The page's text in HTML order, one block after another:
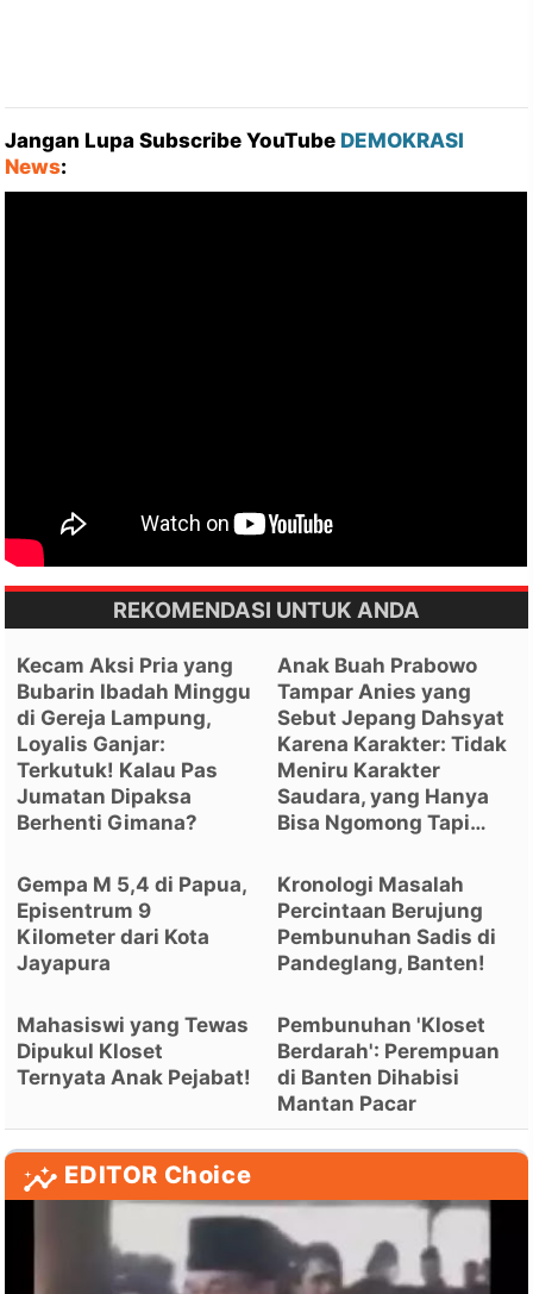
Jangan Lupa Subscribe YouTube DEMOKRASI
News:
REKOMENDASI UNTUK ANDA
Kecam Aksi Pria yang
Bubarin Ibadah Minggu
di Gereja Lampung,
Loyalis Ganjar:
Terkutuk! Kalau Pas
Jumatan Dipaksa
Berhenti Gimana?
Anak Buah Prabowo
Tampar Anies yang
Sebut Jepang Dahsyat
Karena Karakter: Tidak
Meniru Karakter
Saudara, yang Hanya
Bisa Ngomong Tapi…
Gempa M 5,4 di Papua,
Episentrum 9
Kilometer dari Kota
Jayapura
Kronologi Masalah
Percintaan Berujung
Pembunuhan Sadis di
Pandeglang, Banten!
Mahasiswi yang Tewas
Dipukul Kloset
Ternyata Anak Pejabat!
Pembunuhan 'Kloset
Berdarah': Perempuan
di Banten Dihabisi
Mantan Pacar
EDITOR Choice